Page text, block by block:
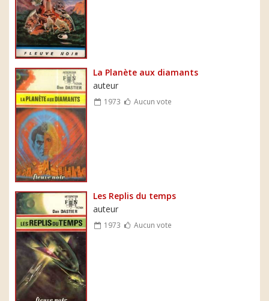
La Planète aux diamants
auteur
1973 Aucun vote
Les Replis du temps
auteur
1973 Aucun vote